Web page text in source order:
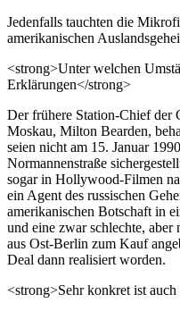
Jedenfalls tauchten die
amerikanischen
<strong>Unter welchen
Erklärungen</strong>
Der frühere Station-Chief der
Moskau, Milton Bearden,
seien nicht am 15. Januar
Normannenstraße
sogar in Hollywood-Filmen
ein Agent des russischen
amerikanischen Botschaft in
und eine zwar schlechte,
aus Ost-Berlin zum Kauf
Deal dann realisiert worden.
<strong>Sehr konkret ist